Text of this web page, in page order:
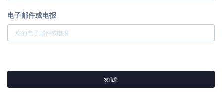
电子邮件或电报
发信息